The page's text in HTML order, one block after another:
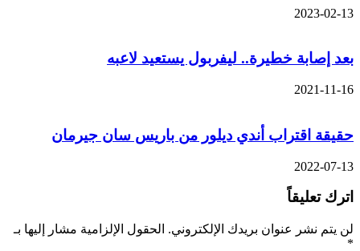
2023-02-13
بعد إصابة خطيرة.. ليفربول يستعيد لاعبه
2021-11-16
حقيقة اقتراب أندي ديلور من باريس سان جيرمان
2022-07-13
اترك تعليقاً
لن يتم نشر عنوان بريدك الإلكتروني. الحقول الإلزامية مشار إليها بـ
*